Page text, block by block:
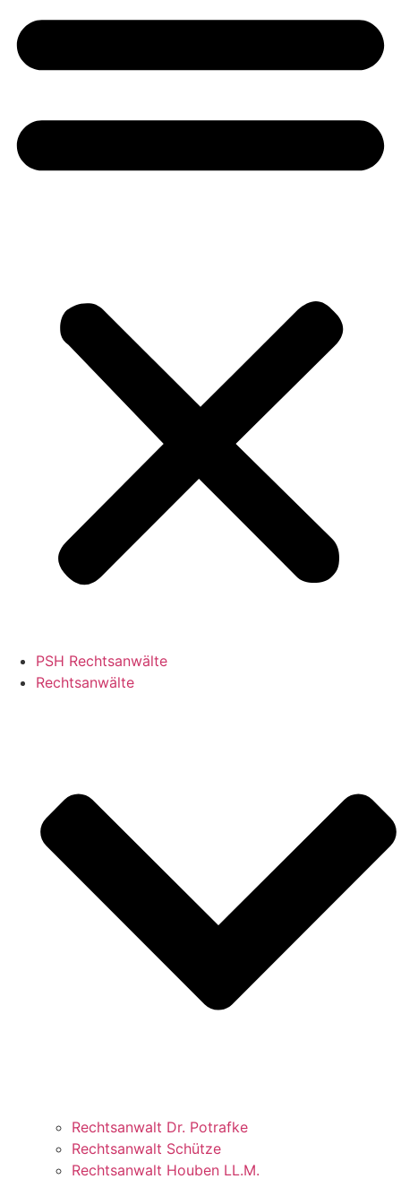
PSH Rechtsanwälte
Rechtsanwälte
Rechtsanwalt Dr. Potrafke
Rechtsanwalt Schütze
Rechtsanwalt Houben LL.M.